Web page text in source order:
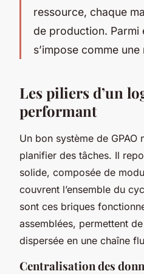
ressource, chaque
de production. Parmi
s’impose comme
Les piliers d’un
performant
Un bon système de GPAO
planifier des tâches. Il
solide, composée de
couvrent l’ensemble du
sont ces briques
assemblées, permettent
dispersée en une chaîne
Centralisation des